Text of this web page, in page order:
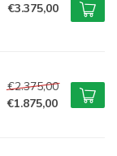
€3.375,00
€2.375,00
€1.875,00